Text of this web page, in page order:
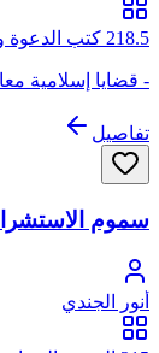
218.5 كتب الدعوة والدفاع عن الإسلام
- قضايا إسلامية
تفاصيل
سموم
أنور الجندي